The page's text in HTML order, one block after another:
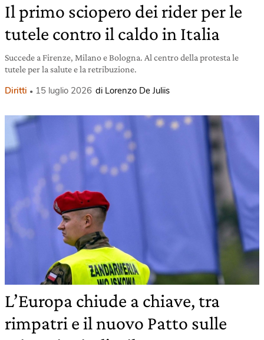
Il primo sciopero dei rider per le
tutele contro il caldo in Italia
Succede a Firenze, Milano e Bologna. Al centro della protesta le
tutele per la salute e la retribuzione.
Diritti 15 luglio 2026 di Lorenzo De Juliis
L’Europa chiude a chiave, tra
rimpatri e il nuovo Patto sulle